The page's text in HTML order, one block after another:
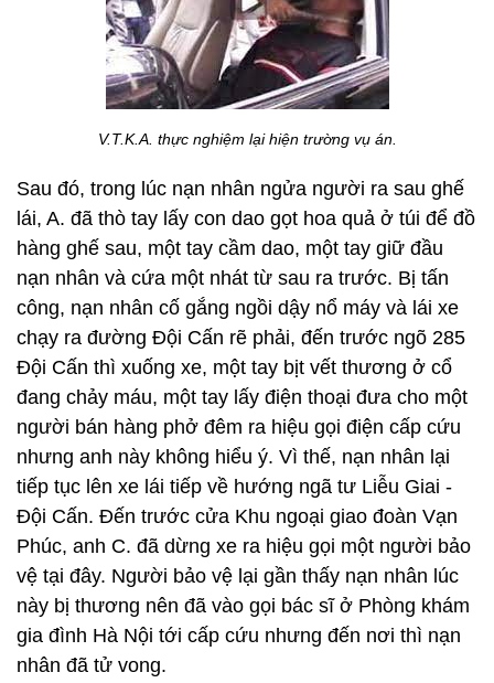
V.T.K.A. thực nghiệm lại hiện trường vụ án.
Sau đó, trong lúc nạn nhân ngửa người ra sau ghế
lái, A. đã thò tay lấy con dao gọt hoa quả ở túi để đồ
hàng ghế sau, một tay cầm dao, một tay giữ đầu
nạn nhân và cứa một nhát từ sau ra trước. Bị tấn
công, nạn nhân cố gắng ngồi dậy nổ máy và lái xe
chạy ra đường Đội Cấn rẽ phải, đến trước ngõ 285
Đội Cấn thì xuống xe, một tay bịt vết thương ở cổ
đang chảy máu, một tay lấy điện thoại đưa cho một
người bán hàng phở đêm ra hiệu gọi điện cấp cứu
nhưng anh này không hiểu ý. Vì thế, nạn nhân lại
tiếp tục lên xe lái tiếp về hướng ngã tư Liễu Giai -
Đội Cấn. Đến trước cửa Khu ngoại giao đoàn Vạn
Phúc, anh C. đã dừng xe ra hiệu gọi một người bảo
vệ tại đây. Người bảo vệ lại gần thấy nạn nhân lúc
này bị thương nên đã vào gọi bác sĩ ở Phòng khám
gia đình Hà Nội tới cấp cứu nhưng đến nơi thì nạn
nhân đã tử vong.